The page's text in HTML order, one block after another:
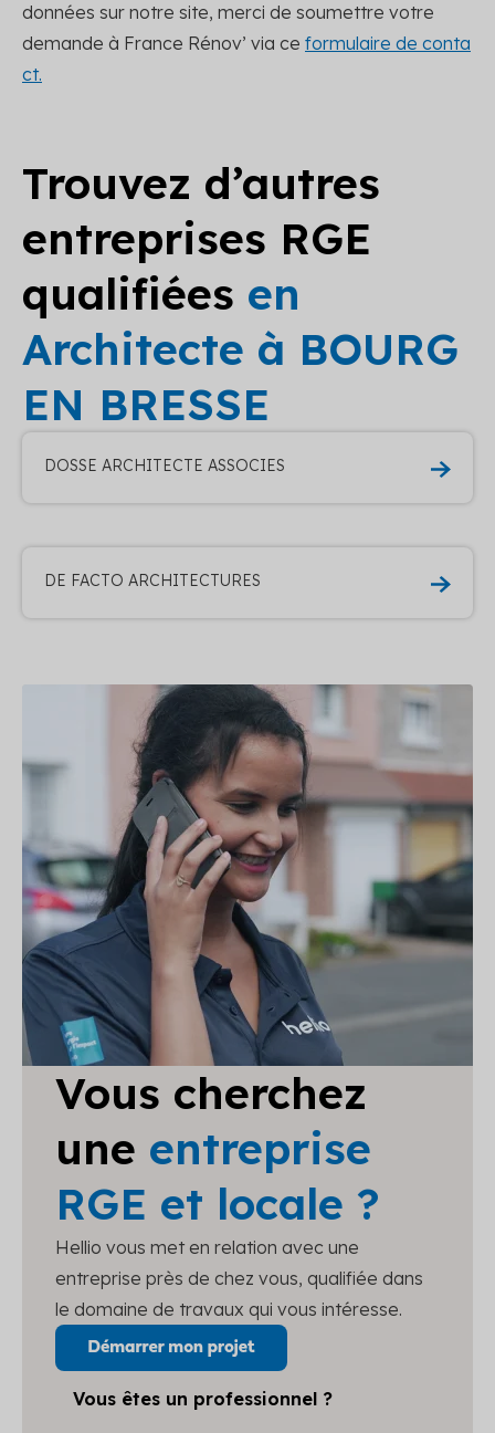
données sur notre site, merci de soumettre votre
demande à France Rénov’ via ce formulaire de conta
ct.
Trouvez d’autres
entreprises RGE
qualifiées en
Architecte à BOURG
EN BRESSE
DOSSE ARCHITECTE ASSOCIES
DE FACTO ARCHITECTURES
Vous cherchez
une entreprise
RGE et locale ?
Hellio vous met en relation avec une
entreprise près de chez vous, qualifiée dans
le domaine de travaux qui vous intéresse.
Vous êtes un professionnel ?